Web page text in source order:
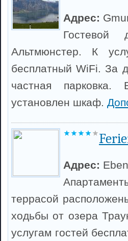
Адрес:
Альтмюнстер. К
бесплатный WiFi. За
частная
установлен шкаф.
Адрес:
террасой
ходьбы от озера
услугам гостей